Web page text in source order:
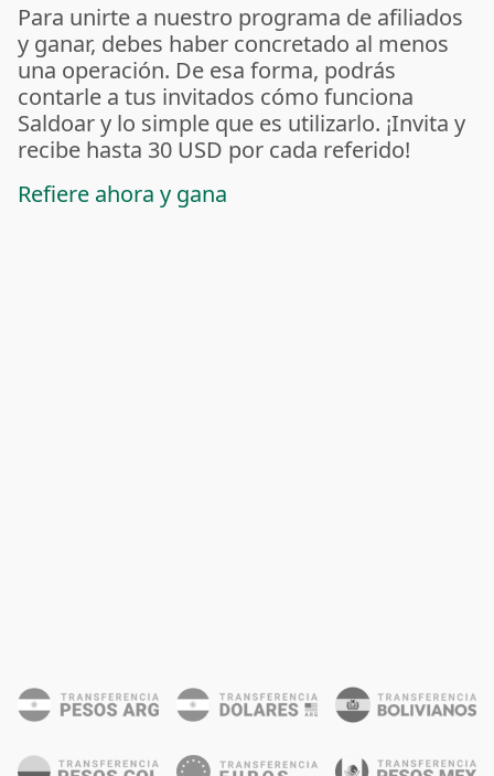
Para unirte a nuestro programa de afiliados
y ganar, debes haber concretado al menos
una operación. De esa forma, podrás
contarle a tus invitados cómo funciona
Saldoar y lo simple que es utilizarlo. ¡Invita y
recibe hasta 30 USD por cada referido!
Refiere ahora y gana